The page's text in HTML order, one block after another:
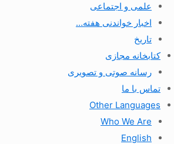
علمی و اجتماعی
اخبار خواندنی هفته…
تاریخ
کتابخانه مجازی
رسانه صوتی و تصویری
تماس با ما
Other Languages
Who We Are
English